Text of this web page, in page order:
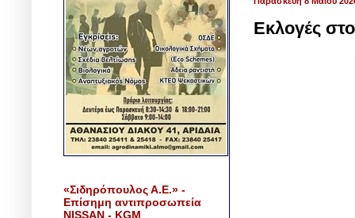
Εκλογές
«Σιδηρόπουλος Α.Ε.» -
Επίσημη αντιπροσωπεία
NISSAN - KGM